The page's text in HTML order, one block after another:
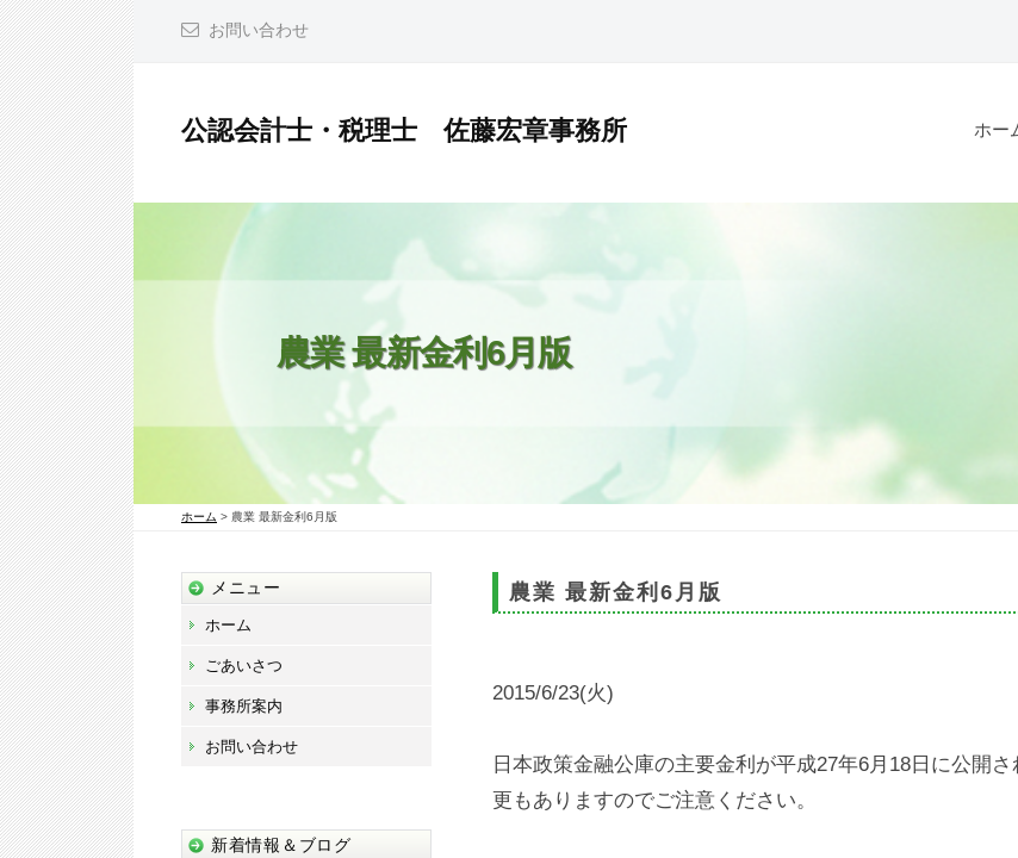
コ
ン
テ
ン
ツ
へ
ス
キ
ッ
プ
お問い合わせ
公認会計士・税理士 佐藤宏章事務所
認
佐
宏
章
ホー
農業 最新金利6月版
ホーム > 農業 最新金利6月版
農業 最新金利6月版
2015/6/23(火)
日本政策金融公庫の主要金利が平成27年6月18日に公開
更もありますのでご注意ください。
メニュー
ホーム
ごあいさつ
事務所案内
お問い合わせ
新着情報＆ブログ